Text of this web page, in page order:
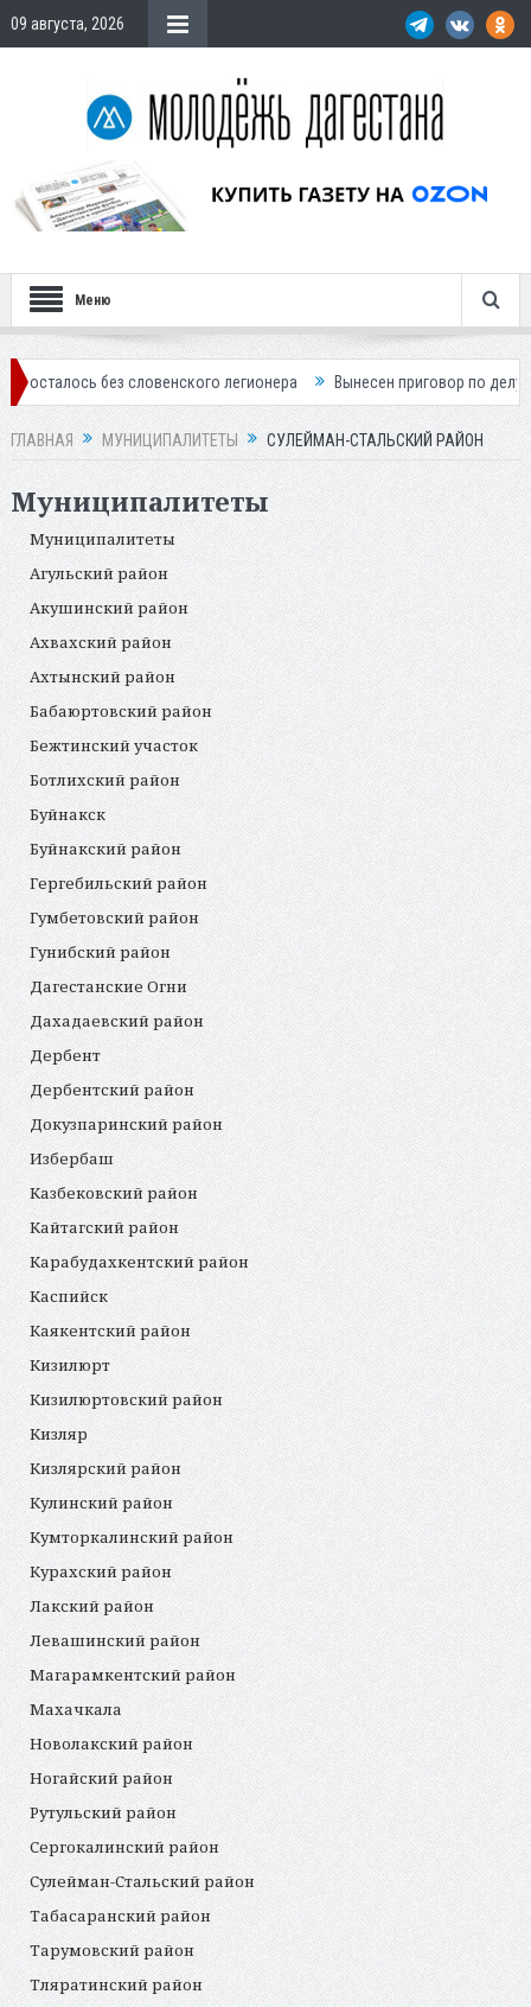
09 августа, 2026
Меню
без словенского легионера Вынесен приговор по делу о
ГЛАВНАЯ МУНИЦИПАЛИТЕТЫ СУЛЕЙМАН-СТАЛЬСКИЙ РАЙОН
Муниципалитеты
Муниципалитеты
Агульский район
Акушинский район
Ахвахский район
Ахтынский район
Бабаюртовский район
Бежтинский участок
Ботлихский район
Буйнакск
Буйнакский район
Гергебильский район
Гумбетовский район
Гунибский район
Дагестанские Огни
Дахадаевский район
Дербент
Дербентский район
Докузпаринский район
Избербаш
Казбековский район
Кайтагский район
Карабудахкентский район
Каспийск
Каякентский район
Кизилюрт
Кизилюртовский район
Кизляр
Кизлярский район
Кулинский район
Кумторкалинский район
Курахский район
Лакский район
Левашинский район
Магарамкентский район
Махачкала
Новолакский район
Ногайский район
Рутульский район
Сергокалинский район
Сулейман-Стальский район
Табасаранский район
Тарумовский район
Тляратинский район